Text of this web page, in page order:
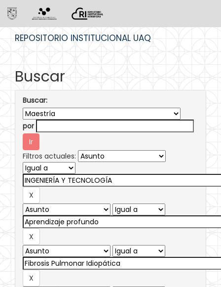
REPOSITORIO INSTITUCIONAL UAQ
Buscar
Buscar:
por
Filtros actuales: